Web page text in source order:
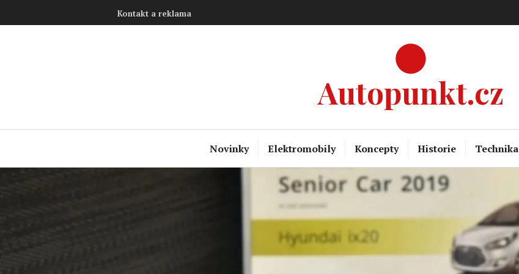
k
Kontakt a reklama
Autopunkt.cz
Novinky Elektromobily Koncepty Historie Technika